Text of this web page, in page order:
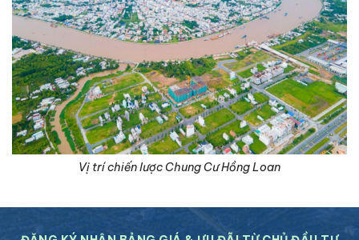
Vị trí chiến lược Chung Cư Hồng Loan